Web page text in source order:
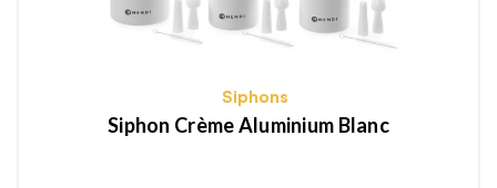
Siphons
Siphon Crème Aluminium Blanc